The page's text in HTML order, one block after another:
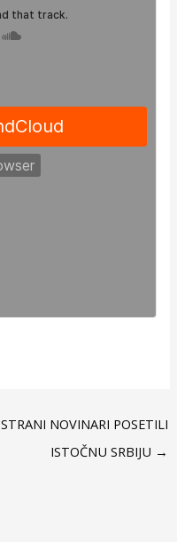
STRANI NOVINARI POSETILI
ISTOČNU SRBIJU →